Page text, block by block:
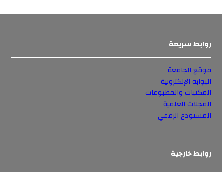
روابط سريعة
موقع الجامعة
البوابة الإلكترونية
المكتبات والمطبوعات
المجلات العلمية
المستودع الرقمي
روابط خارجية